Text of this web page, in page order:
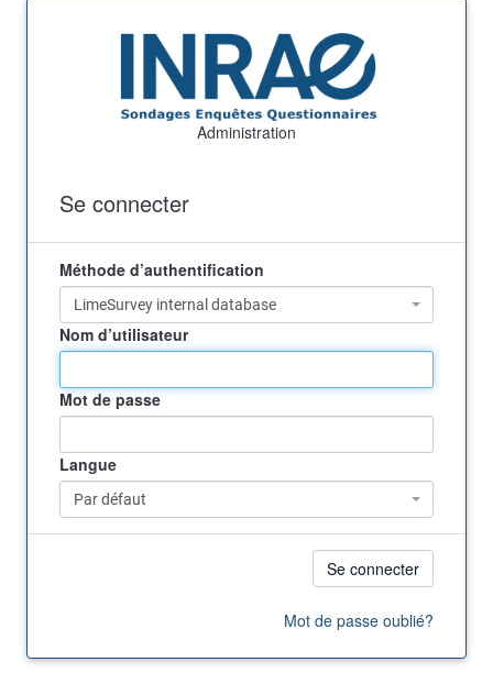
Administration
Se connecter
Méthode d’authentification
LimeSurvey internal database
Nom d’utilisateur
Mot de passe
Langue
Par défaut
Se connecter
Mot de passe oublié?